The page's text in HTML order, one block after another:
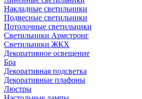
Накладные светильники
Подвесные светильники
Потолочные светильники
Светильники Армстронг
Светильники ЖКХ
Декоративное освещение
Бра
Декоративная подсветка
Декоративные плафоны
Люстры